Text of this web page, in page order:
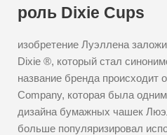
роль Dixie Cups
изобретение Луэллена
Dixie ®, который стал
название бренда происходит
Company, которая была
дизайна бумажных чашек
больше популяризировал